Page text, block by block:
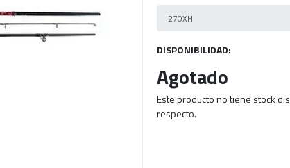
DISPONIBILIDAD:
Agotado
Este producto no tiene stock
respecto.